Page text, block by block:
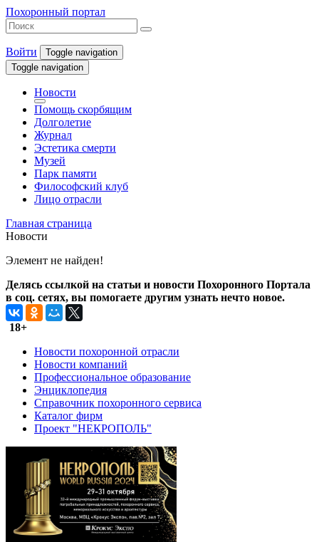
Похоронный портал
Войти
Toggle navigation
Toggle navigation
Новости
Помощь скорбящим
Долголетие
Журнал
Эстетика смерти
Музей
Парк памяти
Философский клуб
Лицо отрасли
Главная страница
Новости
Элемент не найден!
Делясь ссылкой на статьи и новости Похоронного Портала
в соц. сетях, вы помогаете другим узнать нечто новое.
18+
Новости похоронной отрасли
Новости компаний
Профессиональное образование
Энциклопедия
Справочник похоронного сервиса
Каталог фирм
Проект "НЕКРОПОЛЬ"